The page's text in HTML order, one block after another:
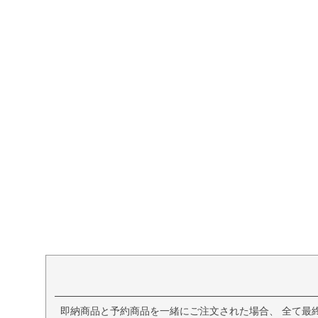
即納商品と予約商品を一緒にご注文された場合、 全て